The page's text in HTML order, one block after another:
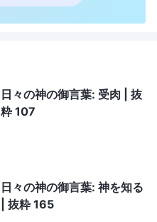
日々の神の御言葉: 受肉 | 抜
粋 107
日々の神の御言葉: 神を知る
| 抜粋 165